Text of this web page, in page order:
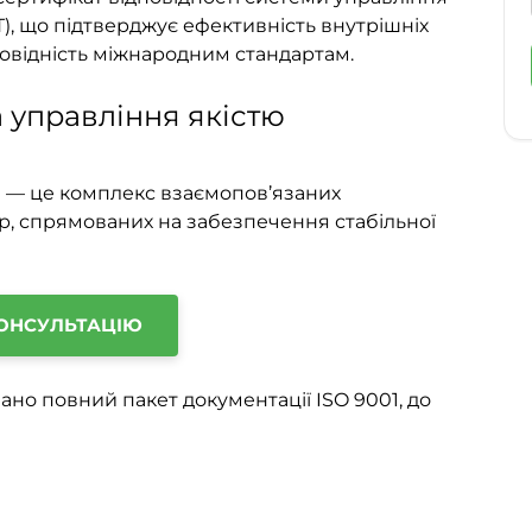
що підтверджує ефективність внутрішніх
міжнародним стандартам.
якістю
це комплекс взаємопов’язаних
спрямованих на забезпечення стабільної
повний пакет документації ISO 9001, до